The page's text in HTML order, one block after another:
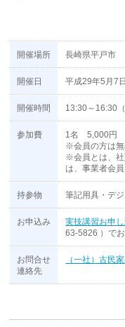
開催場所 長崎県平戸市
開催日 平成29年5月7
開催時間 13:30～16:30
参加費
1名 5,000円
※会員の方は無
※会員とは、社
は、事業者会
持参物 筆記用具・デ
お申込み 実技講習お申
63-5826 ）で
お問合せ
連絡先
（一社）古民